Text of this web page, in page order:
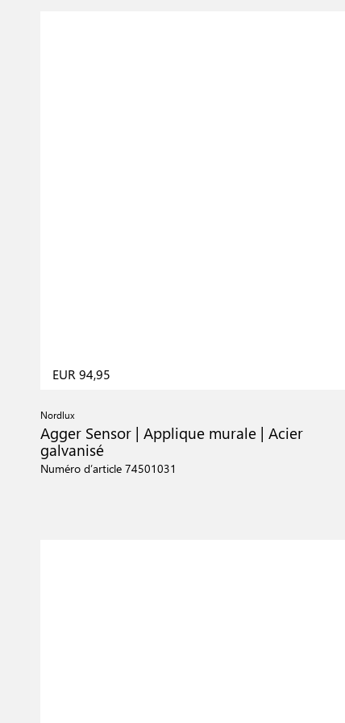
EUR 94,95
Nordlux
Agger Sensor | Applique murale | Acier
galvanisé
Numéro d’article 74501031